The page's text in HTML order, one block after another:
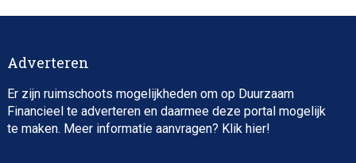
Adverteren
Er zijn ruimschoots mogelijkheden om op Duurzaam
Financieel te adverteren en daarmee deze portal mogelijk
te maken. Meer informatie aanvragen? Klik hier!